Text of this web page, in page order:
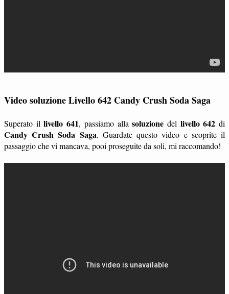
Video soluzione Livello 642 Candy Crush Soda Saga
Superato illivello 641, passiamo allasoluzione del livello 642 di
Candy Crush Soda Saga. Guardate questo video e scoprite il
passaggio che vi mancava, pooi proseguite da soli, mi raccomando!